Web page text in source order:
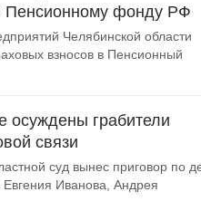
Пенсионному фонду РФ
Челябинской области
взносов в Пенсионный
осуждены грабители
связи
суд вынес приговор по
Евгения Иванова, Андрея